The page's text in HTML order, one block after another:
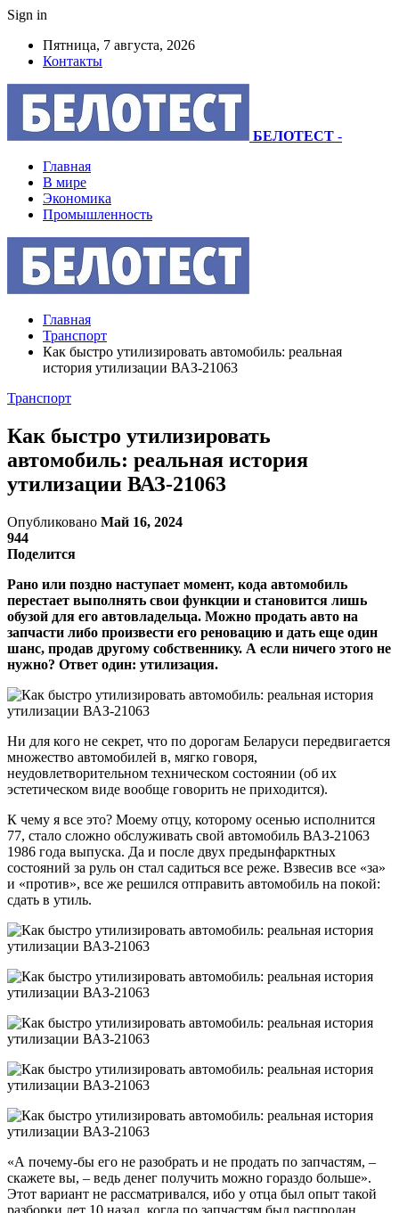
Sign in
Пятница, 7 августа, 2026
Контакты
БЕЛОТЕСТ -
Главная
В мире
Экономика
Промышленность
Главная
Транспорт
Как быстро утилизировать автомобиль: реальная
история утилизации ВАЗ-21063
Транспорт
Как быстро утилизировать
автомобиль: реальная история
утилизации ВАЗ-21063
Опубликовано Май 16, 2024
944
Поделится
Рано или поздно наступает момент, кода автомобиль
перестает выполнять свои функции и становится лишь
обузой для его автовладельца. Можно продать авто на
запчасти либо произвести его реновацию и дать еще один
шанс, продав другому собственнику. А если ничего этого не
нужно? Ответ один: утилизация.
Ни для кого не секрет, что по дорогам Беларуси передвигается
множество автомобилей в, мягко говоря,
неудовлетворительном техническом состоянии (об их
эстетическом виде вообще говорить не приходится).
К чему я все это? Моему отцу, которому осенью исполнится
77, стало сложно обслуживать свой автомобиль ВАЗ-21063
1986 года выпуска. Да и после двух предынфарктных
состояний за руль он стал садиться все реже. Взвесив все «за»
и «против», все же решился отправить автомобиль на покой:
сдать в утиль.
«А почему-бы его не разобрать и не продать по запчастям, –
скажете вы, – ведь денег получить можно гораздо больше».
Этот вариант не рассматривался, ибо у отца был опыт такой
разборки лет 10 назад, когда по запчастям был распродан